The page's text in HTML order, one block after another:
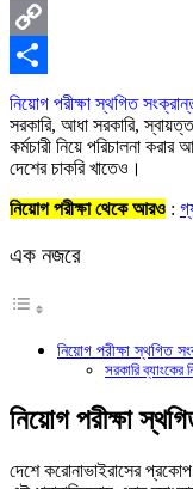
X
Copy
Link
Share
নিয়োগ পরীক্ষা স্থগিত
সরকারি, আধা সরকারি,
কর্মচারী নিয়ে পরিচালনা
দেশের চাকরি খাতেও।
নিয়োগ পরীক্ষা থেকে আরও :
এক নজরে
নিয়োগ পরীক্ষা স্থগিত
সরকারি ব্যাংকের
নিয়োগ পরীক্ষা
দেশে করোনাভাইরাসের